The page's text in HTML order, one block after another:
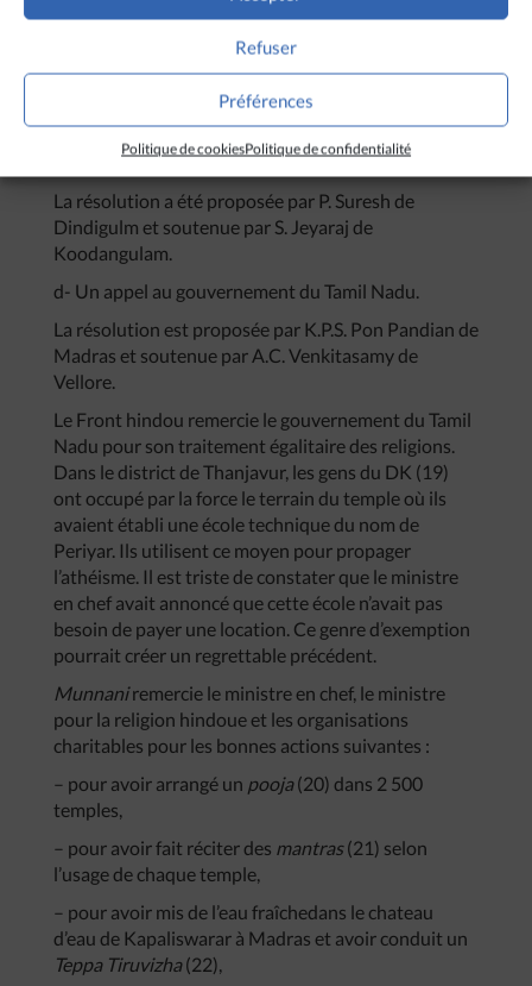
Refuser
Préférences
Politique de cookiesPolitique de confidentialité
castes répertoriées ont embrassé le christianisme.
« Etat Notre-Dame de Lourdes ». Malheureusement
pris note de cela. Le comité exécutif de
mesures sévères et rapides sur cette question.
La résolution a été proposée par P. Suresh de
Dindigulm et soutenue par S. Jeyaraj de
Koodangulam.
d- Un appel au gouvernement du Tamil Nadu.
La résolution est proposée par K.P.S. Pon Pandian de
Madras et soutenue par A.C. Venkitasamy de
Vellore.
Le Front hindou remercie le gouvernement du Tamil
Nadu pour son traitement égalitaire des religions.
Dans le district de Thanjavur, les gens du DK (19)
ont occupé par la force le terrain du temple où ils
avaient établi une école technique du nom de
Periyar. Ils utilisent ce moyen pour propager
l’athéisme. Il est triste de constater que le ministre
en chef avait annoncé que cette école n’avait pas
besoin de payer une location. Ce genre d’exemption
pourrait créer un regrettable précédent.
Munnaniremercie le ministre en chef, le ministre
pour la religion hindoue et les organisations
charitables pour les bonnes actions suivantes :
– pour avoir arrangé un pooja(20) dans 2 500
temples,
– pour avoir fait réciter des mantras(21) selon
l’usage de chaque temple,
– pour avoir mis de l’eau fraîchedans le chateau
d’eau de Kapaliswarar à Madras et avoir conduit un
Teppa Tiruvizha(22),